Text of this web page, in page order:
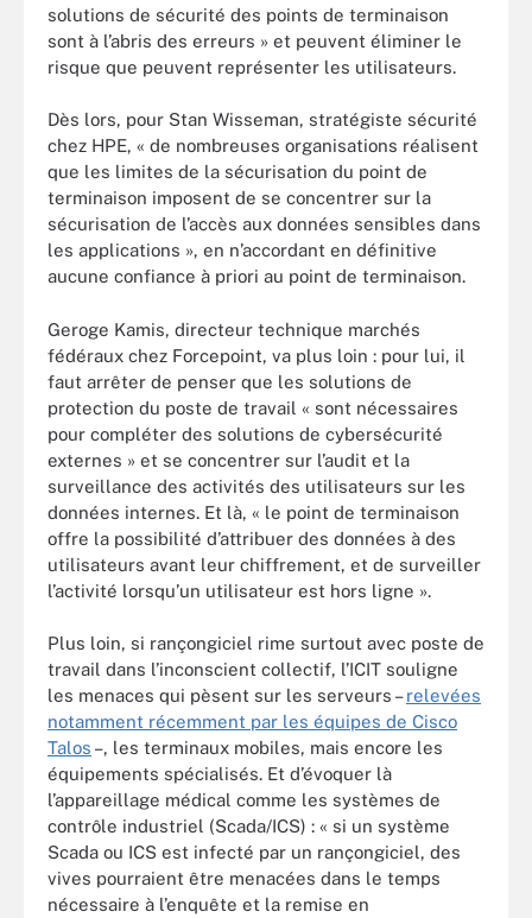
solutions de sécurité des points de terminaison
sont à l’abris des erreurs » et peuvent éliminer le
risque que peuvent représenter les utilisateurs.
Dès lors, pour Stan Wisseman, stratégiste sécurité
chez HPE, « de nombreuses organisations réalisent
que les limites de la sécurisation du point de
terminaison imposent de se concentrer sur la
sécurisation de l’accès aux données sensibles dans
les applications », en n’accordant en définitive
aucune confiance à priori au point de terminaison.
Geroge Kamis, directeur technique marchés
fédéraux chez Forcepoint, va plus loin : pour lui, il
faut arrêter de penser que les solutions de
protection du poste de travail « sont nécessaires
pour compléter des solutions de cybersécurité
externes » et se concentrer sur l’audit et la
surveillance des activités des utilisateurs sur les
données internes. Et là, « le point de terminaison
offre la possibilité d’attribuer des données à des
utilisateurs avant leur chiffrement, et de surveiller
l’activité lorsqu’un utilisateur est hors ligne ».
Plus loin, si rançongiciel rime surtout avec poste de
travail dans l’inconscient collectif, l’ICIT souligne
les menaces qui pèsent sur les serveurs –relevées
notamment récemment par les équipes de Cisco
Talos –, les terminaux mobiles, mais encore les
équipements spécialisés. Et d’évoquer là
l’appareillage médical comme les systèmes de
contrôle industriel (Scada/ICS) : « si un système
Scada ou ICS est infecté par un rançongiciel, des
vives pourraient être menacées dans le temps
nécessaire à l’enquête et la remise en